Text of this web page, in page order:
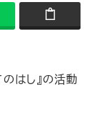
のはし』の活動